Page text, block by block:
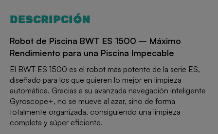
DESCRIPCIÓN
Robot de Piscina BWT ES 1500 – Máximo
Rendimiento para una Piscina Impecable
El BWT ES 1500 es el robot más potente de la serie ES,
diseñado para los que quieren lo mejor en limpieza
automática. Gracias a su avanzada navegación inteligente
Gyroscope+, no se mueve al azar, sino de forma
totalmente organizada, consiguiendo una limpieza
completa y súper eficiente.